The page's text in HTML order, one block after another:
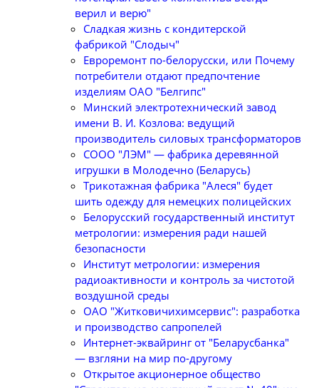
верил и верю"
Сладкая жизнь с кондитерской
фабрикой "Слодыч"
Евроремонт по-белорусски, или Почему
потребители отдают предпочтение
изделиям ОАО "Белгипс"
Минский электротехнический завод
имени В. И. Козлова: ведущий
производитель силовых трансформаторов
СООО "ЛЭМ" — фабрика деревянной
игрушки в Молодечно (Беларусь)
Трикотажная фабрика "Алеся" будет
шить одежду для немецких полицейских
Белорусский государственный институт
метрологии: измерения ради нашей
безопасности
Институт метрологии: измерения
радиоактивности и контроль за чистотой
воздушной среды
ОАО "Житковичихимсервис": разработка
и производство сапропелей
Интернет-эквайринг от "Беларусбанка"
— взгляни на мир по-другому
Открытое акционерное общество